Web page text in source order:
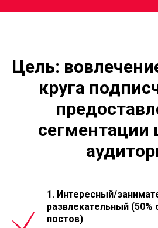
Цель:
круга
сегментации
1. Интересный/
развлекательный
постов)